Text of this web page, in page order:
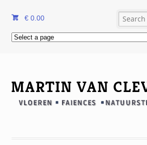
€ 0.00